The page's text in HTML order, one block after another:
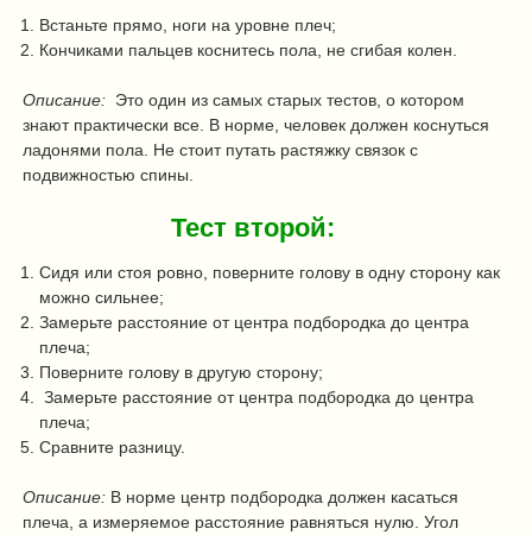
Встаньте прямо, ноги на уровне плеч;
Кончиками пальцев коснитесь пола, не сгибая колен.
Описание: Это один из самых старых тестов, о котором
знают практически все. В норме, человек должен коснуться
ладонями пола. Не стоит путать растяжку связок с
подвижностью спины.
Тест второй:
Сидя или стоя ровно, поверните голову в одну сторону как
можно сильнее;
Замерьте расстояние от центра подбородка до центра
плеча;
Поверните голову в другую сторону;
Замерьте расстояние от центра подбородка до центра
плеча;
Сравните разницу.
Описание: В норме центр подбородка должен касаться
плеча, а измеряемое расстояние равняться нулю. Угол